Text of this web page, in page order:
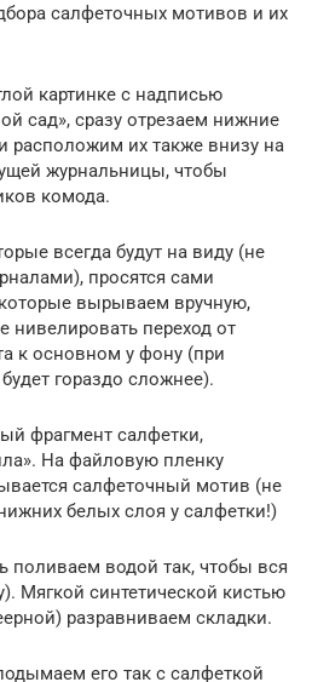
салфеточных мотивов и их
картинке с надписью
сад», сразу отрезаем нижние
расположим их также внизу на
журнальницы, чтобы
комода.
всегда будут на виду (не
просятся сами
вырываем вручную,
нивелировать переход от
к основном у фону (при
гораздо сложнее).
фрагмент салфетки,
На файловую пленку
салфеточный мотив (не
белых слоя у салфетки!)
поливаем водой так, чтобы вся
Мягкой синтетической кистью
разравниваем складки.
его так с салфеткой